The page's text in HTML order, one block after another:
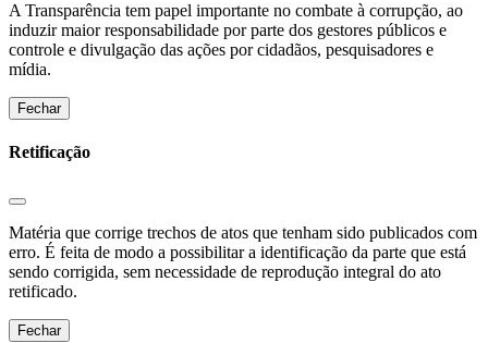
A Transparência tem papel importante no combate à corrupção, ao
induzir maior responsabilidade por parte dos gestores públicos e
controle e divulgação das ações por cidadãos, pesquisadores e
mídia.
Fechar
Retificação
Matéria que corrige trechos de atos que tenham sido publicados com
erro. É feita de modo a possibilitar a identificação da parte que está
sendo corrigida, sem necessidade de reprodução integral do ato
retificado.
Fechar